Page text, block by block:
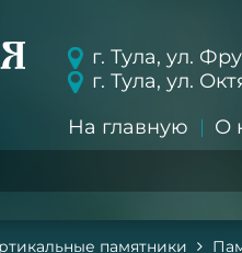
г. Тула, ул.
г. Тула, ул.
На главную О
памятники